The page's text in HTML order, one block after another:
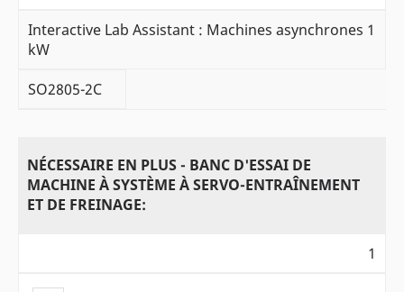
Interactive Lab Assistant : Machines asynchrones 1
kW
SO2805-2C
NÉCESSAIRE EN PLUS - BANC D'ESSAI DE
MACHINE À SYSTÈME À SERVO-ENTRAÎNEMENT
ET DE FREINAGE:
1